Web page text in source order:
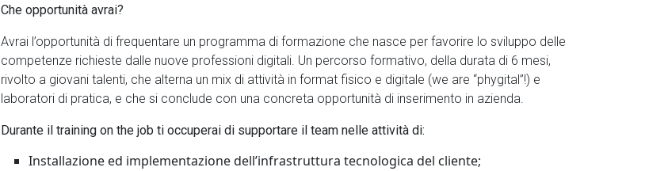
Che opportunità avrai?
Avrai l’opportunità di frequentare un programma di formazione che nasce per favorire lo sviluppo delle
competenze richieste dalle nuove professioni digitali. Un percorso formativo, della durata di 6 mesi,
rivolto a giovani talenti, che alterna un mix di attività in format fisico e digitale (we are “phygital”!) e
laboratori di pratica, e che si conclude con una concreta opportunità di inserimento in azienda.
Durante il training on the job ti occuperai di supportare il team nelle attività di:
Installazione ed implementazione dell’infrastruttura tecnologica del cliente;